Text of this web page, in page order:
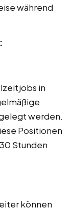
während
in
werden.
Positionen
Stunden
können